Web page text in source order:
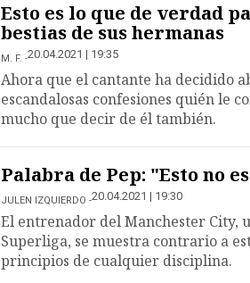
Esto es lo que de verdad
bestias de sus hermanas
M. F. 20.04.2021 | 19:35
Ahora que el cantante ha decidido
escandalosas confesiones quién le
mucho que decir de él también.
Palabra de Pep: "Esto no
JULEN IZQUIERDO 20.04.2021 | 19:30
El entrenador del Manchester City,
Superliga, se muestra contrario a
principios de cualquier disciplina.